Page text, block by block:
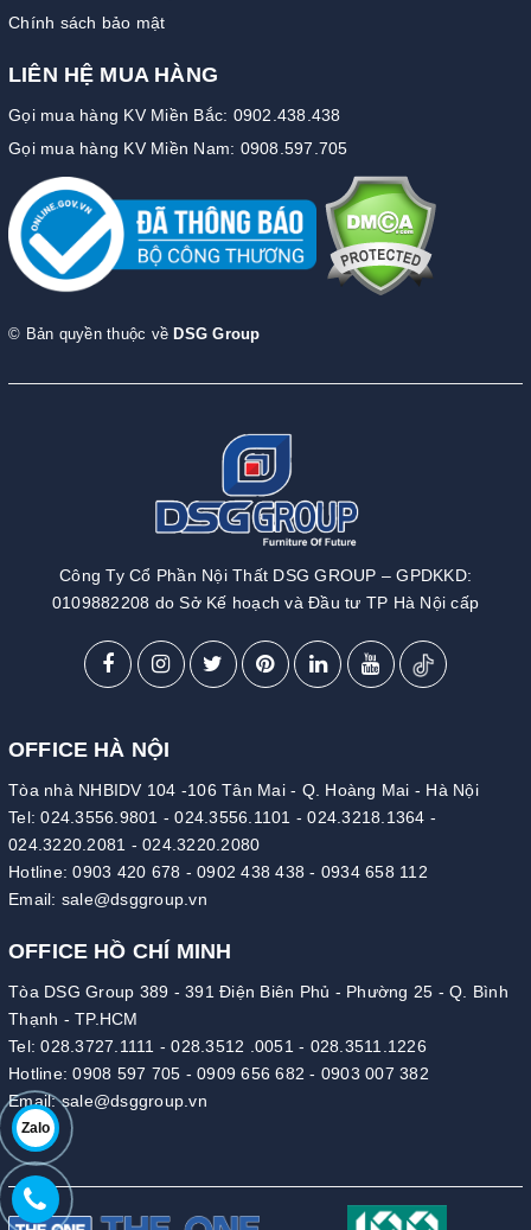
Zalo
Chính sách bảo mật
LIÊN HỆ MUA HÀNG
Gọi mua hàng KV Miền Bắc: 0902.438.438
Gọi mua hàng KV Miền Nam: 0908.597.705
© Bản quyền thuộc về DSG Group
Công Ty Cổ Phần Nội Thất DSG GROUP – GPDKKD:
0109882208 do Sở Kế hoạch và Đầu tư TP Hà Nội cấp
OFFICE HÀ NỘI
Tòa nhà NHBIDV 104 -106 Tân Mai - Q. Hoàng Mai - Hà Nội
Tel:024.3556.9801 -024.3556.1101 -024.3218.1364 -
024.3220.2081 - 024.3220.2080
Hotline:0903 420 678 - 0902 438 438 - 0934 658 112
Email: sale@dsggroup.vn
OFFICE HỒ CHÍ MINH
Tòa DSG Group 389 - 391 Điện Biên Phủ - Phường 25 - Q. Bình
Thạnh - TP.HCM
Tel:028.3727.1111 -028.3512 .0051 - 028.3511.1226
Hotline:0908 597 705 - 0909 656 682 - 0903 007 382
Email:sale@dsggroup.vn